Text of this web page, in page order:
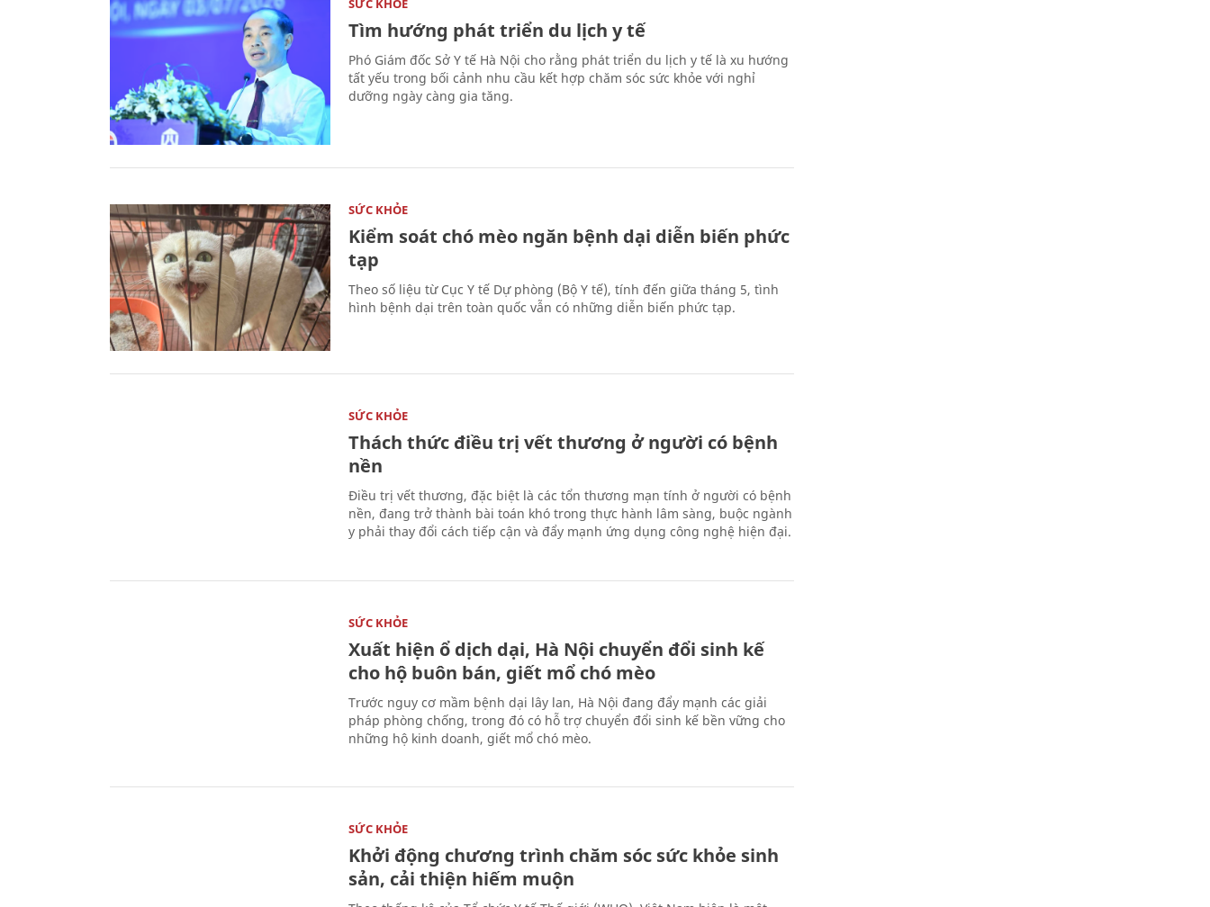
SỨC KHỎE
Tìm hướng phát triển du lịch y tế
Phó Giám đốc Sở Y tế Hà Nội cho rằng phát triển du lịch y tế là xu hướng
tất yếu trong bối cảnh nhu cầu kết hợp chăm sóc sức khỏe với nghỉ
dưỡng ngày càng gia tăng.
SỨC KHỎE
Kiểm soát chó mèo ngăn bệnh dại diễn biến phức
tạp
Theo số liệu từ Cục Y tế Dự phòng (Bộ Y tế), tính đến giữa tháng 5, tình
hình bệnh dại trên toàn quốc vẫn có những diễn biến phức tạp.
SỨC KHỎE
Thách thức điều trị vết thương ở người có bệnh
nền
Điều trị vết thương, đặc biệt là các tổn thương mạn tính ở người có bệnh
nền, đang trở thành bài toán khó trong thực hành lâm sàng, buộc ngành
y phải thay đổi cách tiếp cận và đẩy mạnh ứng dụng công nghệ hiện đại.
SỨC KHỎE
Xuất hiện ổ dịch dại, Hà Nội chuyển đổi sinh kế
cho hộ buôn bán, giết mổ chó mèo
Trước nguy cơ mầm bệnh dại lây lan, Hà Nội đang đẩy mạnh các giải
pháp phòng chống, trong đó có hỗ trợ chuyển đổi sinh kế bền vững cho
những hộ kinh doanh, giết mổ chó mèo.
SỨC KHỎE
Khởi động chương trình chăm sóc sức khỏe sinh
sản, cải thiện hiếm muộn